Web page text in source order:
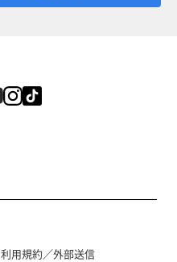
利用規約／外部送信